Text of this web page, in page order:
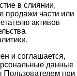
в слиянии,
продажи части или
активов
и соглашается,
данные
Пользователем при